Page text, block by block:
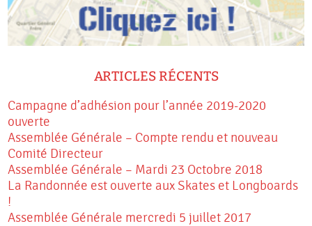
ARTICLES RÉCENTS
Campagne d’adhésion pour l’année 2019-2020
ouverte
Assemblée Générale – Compte rendu et nouveau
Comité Directeur
Assemblée Générale – Mardi 23 Octobre 2018
La Randonnée est ouverte aux Skates et Longboards
!
Assemblée Générale mercredi 5 juillet 2017